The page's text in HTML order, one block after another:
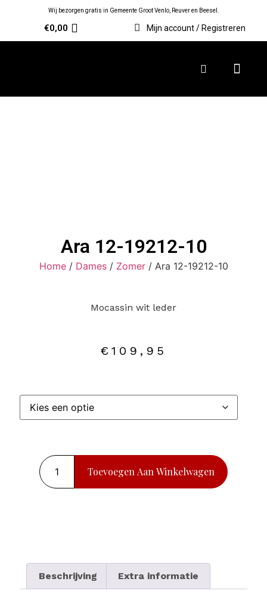
Wij bezorgen gratis in Gemeente Groot Venlo, Reuver en Beesel.
€0,00 Mijn account / Registreren
Ara 12-19212-10
Home/ Dames/ Zomer/ Ara 12-19212-10
Mocassin wit leder
€ 109,95
Toevoegen Aan Winkelwagen
Beschrijving Extra informatie